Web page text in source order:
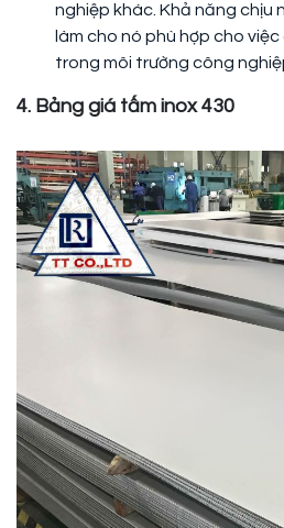
nghiệp khác. Khả năng chịu
làm cho nó phù hợp cho
trong môi trường công
4. Bảng giá tấm inox 430